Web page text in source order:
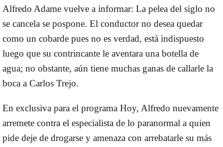
Alfredo Adame vuelve a informar: La pelea del siglo no
se cancela se pospone. El conductor no desea quedar
como un cobarde pues no es verdad, está indispuesto
luego que su contrincante le aventara una botella de
agua; no obstante, aún tiene muchas ganas de callarle la
boca a Carlos Trejo.
En exclusiva para el programa Hoy, Alfredo nuevamente
arremete contra el especialista de lo paranormal a quien
pide deje de drogarse y amenaza con arrebatarle su más